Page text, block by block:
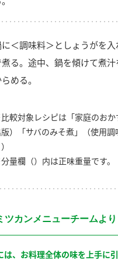
＜調味料＞としょうがを
煮る。途中、鍋を傾けて煮
める。
較対象レシピは「家庭のお
版）「サバのみそ煮」（使用
量欄（）内は正味重量です。
ツカンメニューチームより
は、お料理全体の味を上手に